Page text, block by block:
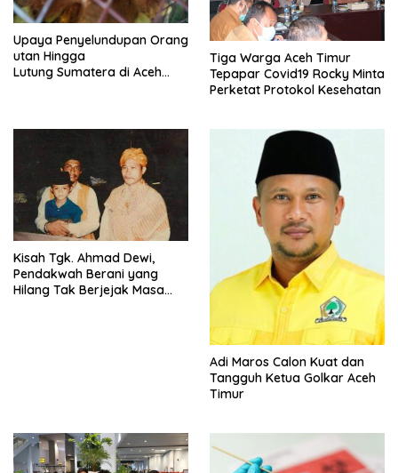
Upaya Penyelundupan Orang
utan Hingga
Lutung Sumatera di Aceh
Tiga Warga Aceh Timur
Tepapar Covid19 Rocky Minta
Perketat Protokol Kesehatan
Kisah Tgk. Ahmad Dewi,
Pendakwah Berani yang
Hilang Tak Berjejak Masa
Adi Maros Calon Kuat dan
Tangguh Ketua Golkar Aceh
Timur